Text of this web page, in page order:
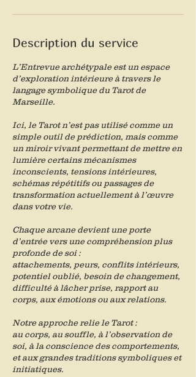
Description du service
L’Entrevue archétypale est un espace
d’exploration intérieure à travers le
langage symbolique du Tarot de
Marseille.
Ici, le Tarot n’est pas utilisé comme un
simple outil de prédiction, mais comme
un miroir vivant permettant de mettre en
lumière certains mécanismes
inconscients, tensions intérieures,
schémas répétitifs ou passages de
transformation actuellement à l’œuvre
dans votre vie.
Chaque arcane devient une porte
d’entrée vers une compréhension plus
profonde de soi :
attachements, peurs, conflits intérieurs,
potentiel oublié, besoin de changement,
difficulté à lâcher prise, rapport au
corps, aux émotions ou aux relations.
Notre approche relie le Tarot :
au corps, au souffle, à l’observation de
soi, à la conscience des comportements,
et aux grandes traditions symboliques et
initiatiques.